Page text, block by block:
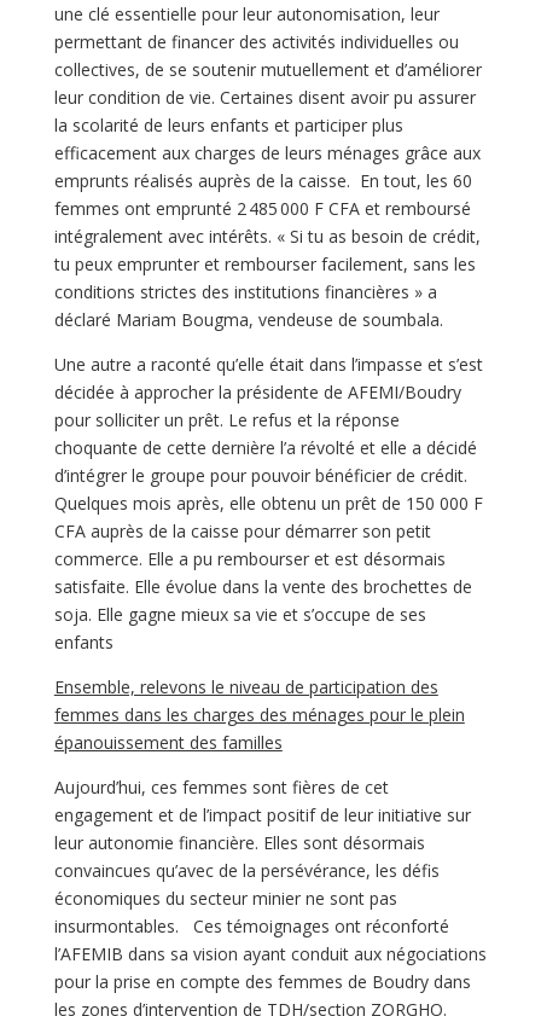
une clé essentielle pour leur autonomisation, leur
permettant de financer des activités individuelles ou
collectives, de se soutenir mutuellement et d’améliorer
leur condition de vie. Certaines disent avoir pu assurer
la scolarité de leurs enfants et participer plus
efficacement aux charges de leurs ménages grâce aux
emprunts réalisés auprès de la caisse. En tout, les 60
femmes ont emprunté 2 485 000 F CFA et remboursé
intégralement avec intérêts. « Si tu as besoin de crédit,
tu peux emprunter et rembourser facilement, sans les
conditions strictes des institutions financières » a
déclaré Mariam Bougma, vendeuse de soumbala.
Une autre a raconté qu’elle était dans l’impasse et s’est
décidée à approcher la présidente de AFEMI/Boudry
pour solliciter un prêt. Le refus et la réponse
choquante de cette dernière l’a révolté et elle a décidé
d’intégrer le groupe pour pouvoir bénéficier de crédit.
Quelques mois après, elle obtenu un prêt de 150 000 F
CFA auprès de la caisse pour démarrer son petit
commerce. Elle a pu rembourser et est désormais
satisfaite. Elle évolue dans la vente des brochettes de
soja. Elle gagne mieux sa vie et s’occupe de ses
enfants
Ensemble, relevons le niveau de participation des
femmes dans les charges des ménages pour le plein
épanouissement des familles
Aujourd’hui, ces femmes sont fières de cet
engagement et de l’impact positif de leur initiative sur
leur autonomie financière. Elles sont désormais
convaincues qu’avec de la persévérance, les défis
économiques du secteur minier ne sont pas
insurmontables. Ces témoignages ont réconforté
l’AFEMIB dans sa vision ayant conduit aux négociations
pour la prise en compte des femmes de Boudry dans
les zones d’intervention de TDH/section ZORGHO.